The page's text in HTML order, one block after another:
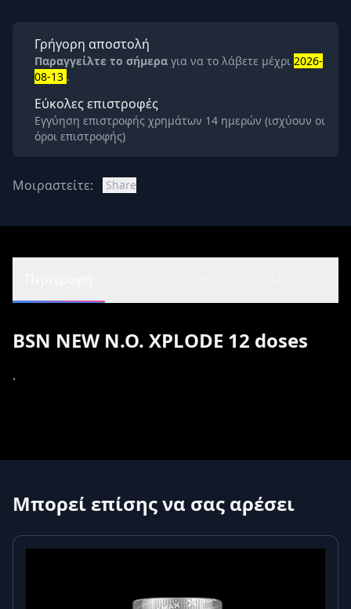
Γρήγορη αποστολή
Παραγγείλτε το σήμερα για να το λάβετε μέχρι 2026-
08-13 .
Εύκολες επιστροφές
Εγγύηση επιστροφής χρημάτων 14 ημερών (ισχύουν οι
όροι επιστροφής)
Μοιραστείτε: Share
BSN NEW N.O. XPLODE 12 doses
.
Μπορεί επίσης να σας αρέσει